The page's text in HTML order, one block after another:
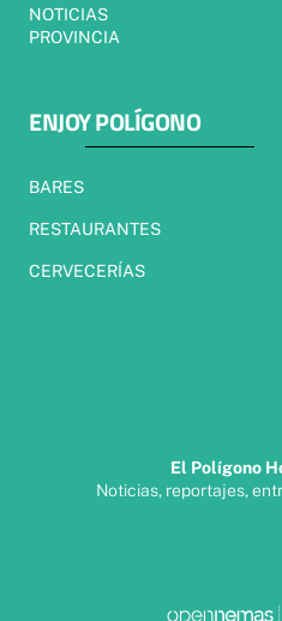
NOTICIAS
PROVINCIA
ENJOY POLÍGONO
BARES
RESTAURANTES
CERVECERÍAS
El Polígono
Noticias, reportajes,